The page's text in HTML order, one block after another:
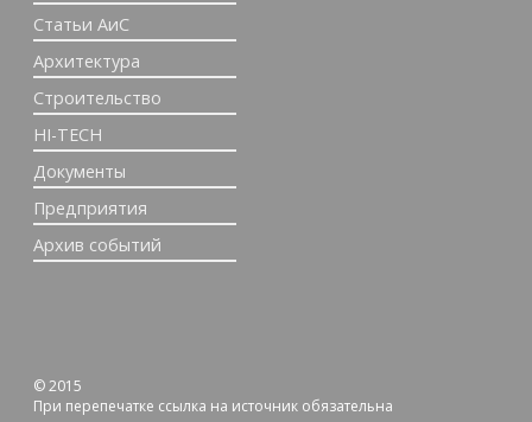
Статьи АиС
Архитектура
Строительство
HI-TECH
Документы
Предприятия
Архив событий
© 2015
При перепечатке ссылка на источник обязательна